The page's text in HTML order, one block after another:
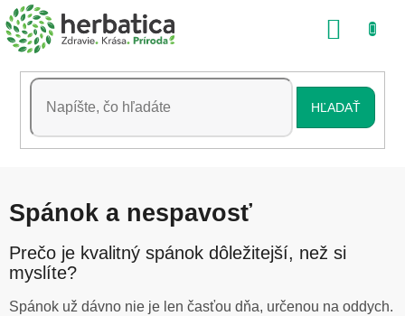
Prejsť
na
obsah
HĽADAŤ
Spánok a nespavosť
Prečo je kvalitný spánok dôležitejší, než si
myslíte?
Spánok už dávno nie je len časťou dňa, určenou na oddych.